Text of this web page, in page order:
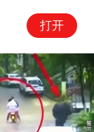
打开